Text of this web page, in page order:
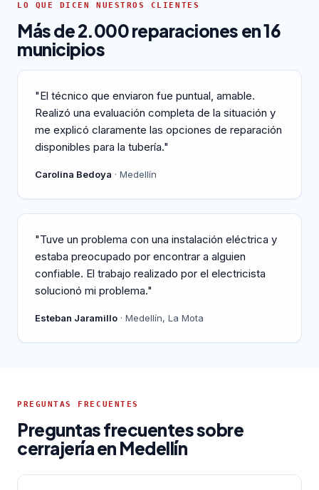
LO QUE DICEN NUESTROS CLIENTES
Más de 2.000 reparaciones en 16
municipios
"El técnico que enviaron fue puntual, amable.
Realizó una evaluación completa de la situación y
me explicó claramente las opciones de reparación
disponibles para la tubería."
Carolina Bedoya · Medellín
"Tuve un problema con una instalación eléctrica y
estaba preocupado por encontrar a alguien
confiable. El trabajo realizado por el electricista
solucionó mi problema."
Esteban Jaramillo · Medellín, La Mota
PREGUNTAS FRECUENTES
Preguntas frecuentes sobre
cerrajería en Medellín